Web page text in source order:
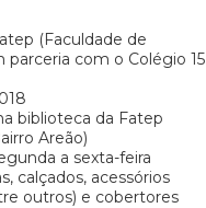
(Faculdade de
parceria com o Colégio 15
biblioteca da Fatep
Areão)
a sexta-feira
calçados, acessórios
outros) e cobertores